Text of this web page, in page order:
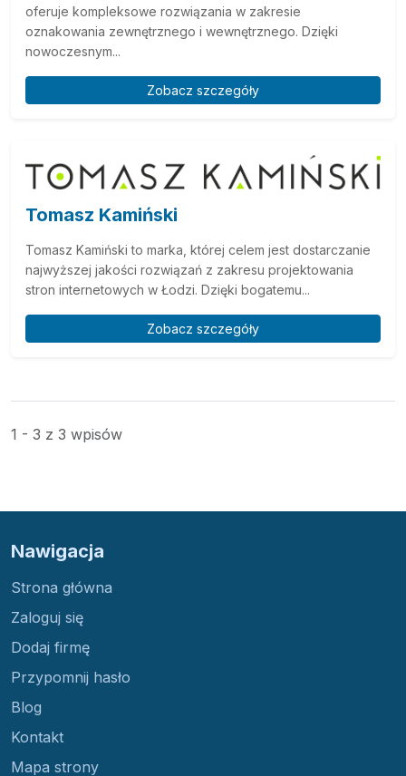
oferuje kompleksowe rozwiązania w zakresie
oznakowania zewnętrznego i wewnętrznego. Dzięki
nowoczesnym...
Zobacz szczegóły
Tomasz Kamiński
Tomasz Kamiński to marka, której celem jest dostarczanie
najwyższej jakości rozwiązań z zakresu projektowania
stron internetowych w Łodzi. Dzięki bogatemu...
Zobacz szczegóły
1 - 3 z 3 wpisów
Nawigacja
Strona główna
Zaloguj się
Dodaj firmę
Przypomnij hasło
Blog
Kontakt
Mapa strony